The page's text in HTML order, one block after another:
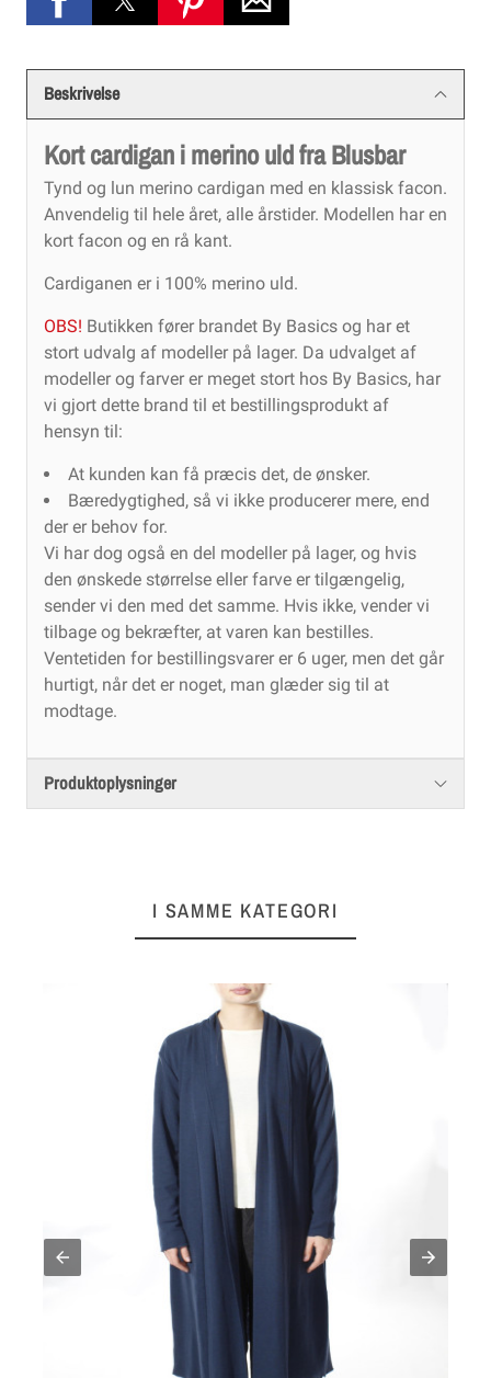
Beskrivelse
Kort cardigan i merino uld fra Blusbar
Tynd og lun merino cardigan med en klassisk facon.
Anvendelig til hele året, alle årstider. Modellen har en
kort facon og en rå kant.
Cardiganen er i 100% merino uld.
OBS! Butikken fører brandet By Basics og har et
stort udvalg af modeller på lager. Da udvalget af
modeller og farver er meget stort hos By Basics, har
vi gjort dette brand til et bestillingsprodukt af
hensyn til:
At kunden kan få præcis det, de ønsker.
Bæredygtighed, så vi ikke producerer mere, end
der er behov for.
Vi har dog også en del modeller på lager, og hvis
den ønskede størrelse eller farve er tilgængelig,
sender vi den med det samme. Hvis ikke, vender vi
tilbage og bekræfter, at varen kan bestilles.
Ventetiden for bestillingsvarer er 6 uger, men det går
hurtigt, når det er noget, man glæder sig til at
modtage.
Produktoplysninger
I SAMME KATEGORI